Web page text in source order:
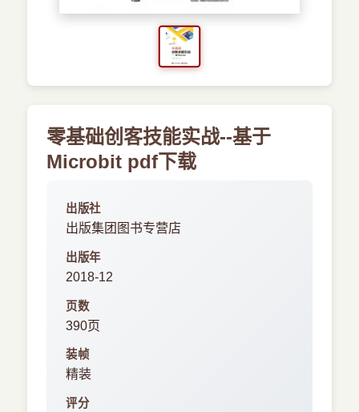
预订书籍
零基础创客技能实战--基于
Microbit pdf下载
出版社
出版集团图书专营店
出版年
2018-12
页数
390页
装帧
精装
评分